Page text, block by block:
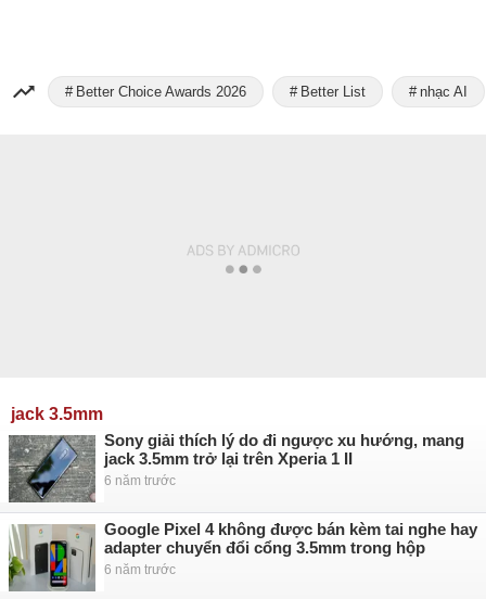
Better Choice Awards 2026 Better List nhạc AI
jack 3.5mm
Sony giải thích lý do đi ngược xu hướng, mang
jack 3.5mm trở lại trên Xperia 1 II
6 năm trước
Google Pixel 4 không được bán kèm tai nghe hay
adapter chuyển đổi cổng 3.5mm trong hộp
6 năm trước